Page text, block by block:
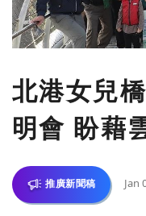
北港女兒
明會 盼藉
推廣新聞稿 Jan